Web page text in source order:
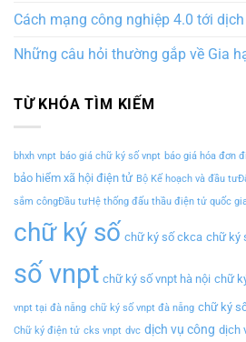
Cách mạng công nghiệp 4.0 tới
Những câu hỏi thường gắp về Gia
TỪ KHÓA TÌM KIẾM
bhxh vnpt báo giá chữ ký số vnpt báo giá hóa đơn
bảo hiểm xã hội điện tử Bộ Kế hoạch và đầu
sắm côngĐầu tưHệ thống đấu thầu điện tử quốc
chữ ký số chữ ký số ckca chữ ký
số vnpt chữ ký số vnpt hà nội chữ
vnpt tại đà nẵng chữ ký số vnpt đà nẵng chữ ký
Chữ ký điện tử cks vnpt dvc dịch vụ công dịch